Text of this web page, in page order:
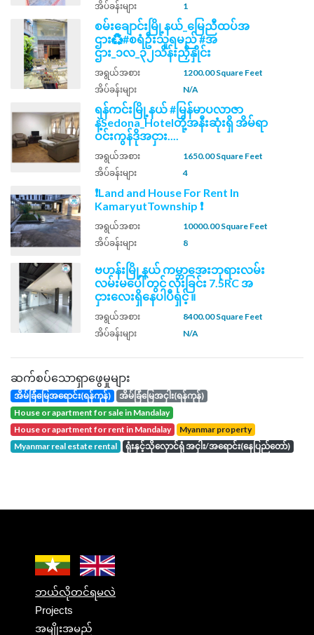
အိပ်ခန်းများ
1
စမ်းချောင်းမြို့နယ်_မြေညီထပ်အ
ဌား♻️#စရံဦးသူရမည် #အ
ဌား_၁လ_၃၂သိန်းညှိနှိုင်း
အရွယ်အစား
1200.00 Square Feet
အိပ်ခန်းများ
N/A
ရန်ကင်းမြို့နယ် #မြန်မာပလာဇာ
နဲ့Sedona_Hotelတို့အနီးဆုံးရှိ အိမ်ရာ
ဝင်းကွန်ဒိုအငှား....
အရွယ်အစား
1650.00 Square Feet
အိပ်ခန်းများ
4
❗Land and House For Rent In
KamaryutTownship ❗
အရွယ်အစား
10000.00 Square Feet
အိပ်ခန်းများ
8
ဗဟန်းမြို့နယ် ကမ္ဘာ​အေးဘုရားလမ်း
လမ်းမပေါ် တွင် လုံးခြင်း 7.5RC အ
ငှားလေးရှိနေပါပီရှင့် ။
အရွယ်အစား
8400.00 Square Feet
အိပ်ခန်းများ
N/A
ဆက်စပ်သောရှာဖွေမှုများ
အိမ်ခြံမြေအရောင်း(ရန်ကုန်)
အိမ်ခြံမြေအငှါး(ရန်ကုန်)
house or apartment for sale in Mandalay
house or apartment for rent in Mandalay
Myanmar property
Myanmar real estate rental
ရုံးနှင့်သိုလှောင်ရုံ အငှါး/အရောင်း(နေပြည်တော်)
ဘယ်လိုတင်ရမလဲ
Projects
အမျိုးအမည်